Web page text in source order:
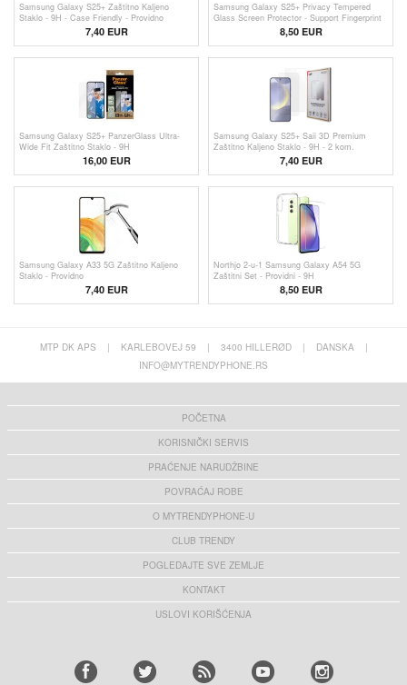
Samsung Galaxy S25+ Zaštitno Kaljeno
Staklo - 9H - Case Friendly - Providno
7,40 EUR
Samsung Galaxy S25+ Privacy Tempered
Glass Screen Protector - Support Fingerprint
Unlock - Black Edge8,50 EUR
Samsung Galaxy S25+ PanzerGlass Ultra-
Wide Fit Zaštitno Staklo - 9H
16,00 EUR
Samsung Galaxy S25+ Saii 3D Premium
Zaštitno Kaljeno Staklo - 9H - 2 kom.
7,40EUR
Samsung Galaxy A33 5G Zaštitno Kaljeno
Staklo - Providno
7,40 EUR
Northjo 2-u-1 Samsung Galaxy A54 5G
Zaštitni Set - Providni - 9H
8,50 EUR
MTP DK APS | KARLEBOVEJ 59 | 3400 HILLERØD | DANSKA
|
INFO@MYTRENDYPHONE.RS
POČETNA
KORISNIČKI SERVIS
PRAĆENJE NARUDŽBINE
POVRAĆAJ ROBE
O MYTRENDYPHONE-U
CLUB TRENDY
POGLEDAJTE SVE ZEMLJE
KONTAKT
USLOVI KORIŠĆENJA